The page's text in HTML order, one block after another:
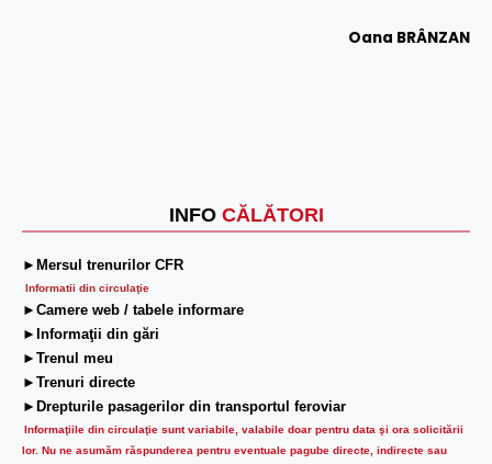
INFO CĂLĂTORI
►Mersul trenurilor CFR
Informatii din circulaţie
►Camere web / tabele informare
►Informaţii din gări
►Trenul meu
►Trenuri directe
►Drepturile pasagerilor din transportul feroviar
Informaţiile din circulaţie sunt variabile, valabile doar pentru data şi ora solicitării
lor. Nu ne asumăm răspunderea pentru eventuale pagube directe, indirecte sau
Oana BRÂNZAN